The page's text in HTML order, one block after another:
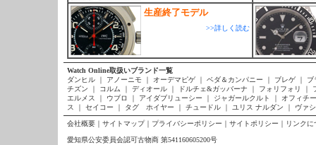
生産終了モデル
>>詳しく読む
Watch Online取扱いブランド一覧
ダンヒル
｜ アノーニモ ｜ オーデマピゲ ｜ ベダ＆カンパニー ｜ ブレゲ ｜
ブ
チズン
｜ コルム ｜ ディオール ｜ ドルチェ&ガッバーナ ｜ フォリフォリ ｜
エルメス
｜ ウブロ ｜ アイダブリューシー ｜ ジャガールクルト ｜
オフィチ
ス
｜ セイコー ｜ タグ ホイヤー ｜ チュードル ｜ ユリス ナルダン ｜ ヴァ
会社概要 ｜ サイトマップ｜ プライバシーポリシー ｜ サイトポリシー ｜ リンクに
愛知県公安委員会認可古物商 第541160605200号